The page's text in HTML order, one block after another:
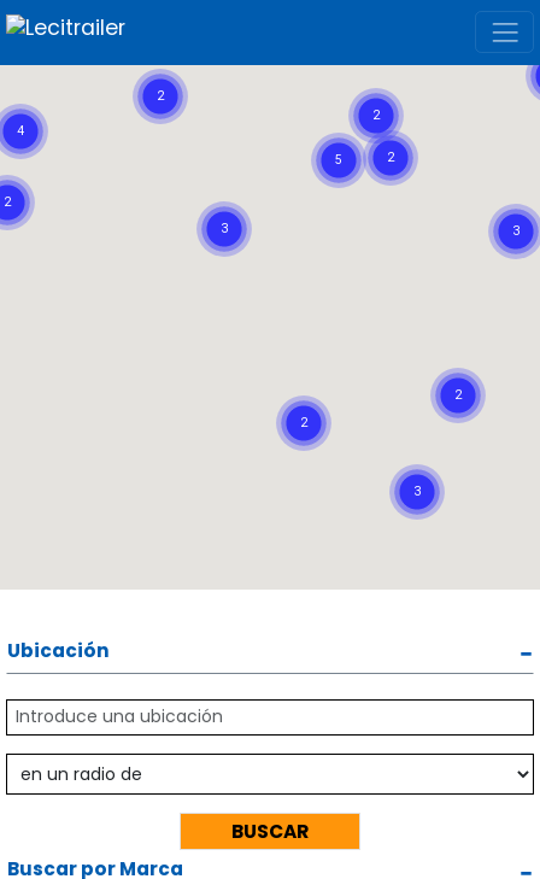
Ubicación
Buscar por Marca